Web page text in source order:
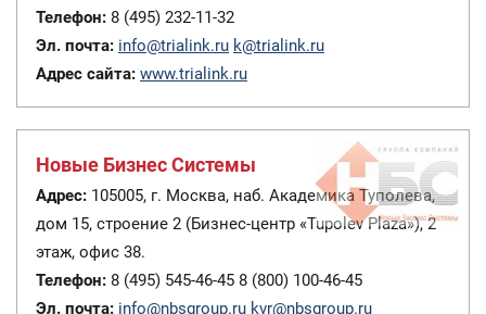
Телефон: 8 (495) 232-11-32
Эл. почта: info@trialink.ru k@trialink.ru
Адрес сайта: www.trialink.ru
Новые Бизнес Системы
Адрес: 105005, г. Москва, наб. Академика Туполева,
дом 15, строение 2 (Бизнес-центр «Tupolev Plaza»), 2
этаж, офис 38.
Телефон: 8 (495) 545-46-45 8 (800) 100-46-45
Эл. почта: info@nbsgroup.ru kvr@nbsgroup.ru